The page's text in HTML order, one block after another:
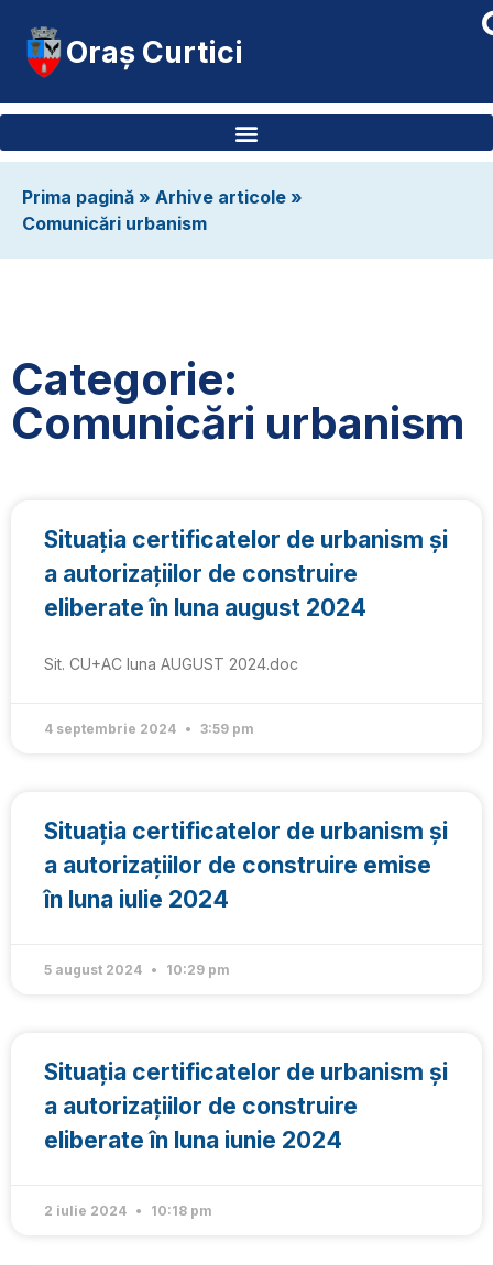
Oraș Curtici
Prima pagină » Arhive articole »
Comunicări urbanism
Categorie:
Comunicări urbanism
Situația certificatelor de urbanism și
a autorizațiilor de construire
eliberate în luna august 2024
Sit. CU+AC luna AUGUST 2024.doc
4 septembrie 2024 3:59 pm
Situația certificatelor de urbanism și
a autorizațiilor de construire emise
în luna iulie 2024
5 august 2024 10:29 pm
Situația certificatelor de urbanism și
a autorizațiilor de construire
eliberate în luna iunie 2024
2 iulie 2024 10:18 pm